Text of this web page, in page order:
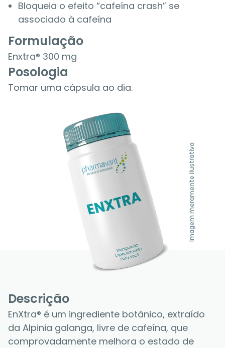
Bloqueia o efeito “cafeína crash” se
associado à cafeína
Formulação
Enxtra® 300 mg
Posologia
Tomar uma cápsula ao dia.
Imagem meramente ilustrativa
Descrição
EnXtra® é um ingrediente botânico, extraído
da Alpinia galanga, livre de cafeína, que
comprovadamente melhora o estado de